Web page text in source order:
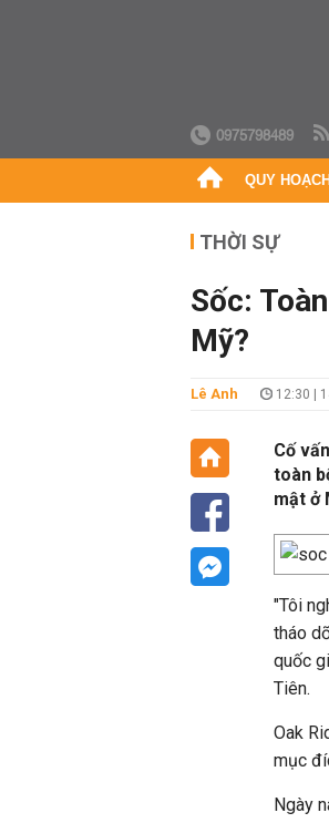
0975798489
QUY HOẠCH
THỜI SỰ
Sốc:
Mỹ?
Lê Anh 12:30 |
Cố
toàn
mật ở
"Tôi
tháo
quốc
Tiên.
Oak
mục
Ngày